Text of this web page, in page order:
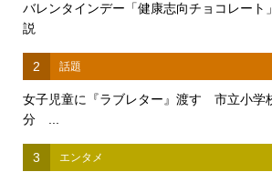
バレンタインデー「健康志向チョコレート
説
2 話題
女子児童に『ラブレター』渡す 市立小学
分 ...
3 エンタメ